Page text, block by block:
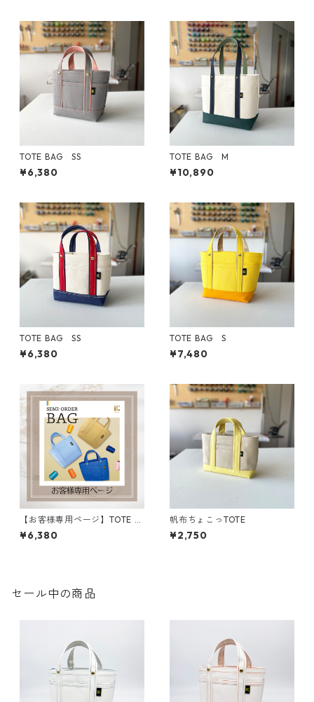
TOTE BAG SS
¥6,380
TOTE BAG M
¥10,890
TOTE BAG SS
¥6,380
TOTE BAG S
¥7,480
【お客様専用ページ】TOTE B
AG SS
¥6,380
帆布ちょこっTOTE
¥2,750
セール中の商品